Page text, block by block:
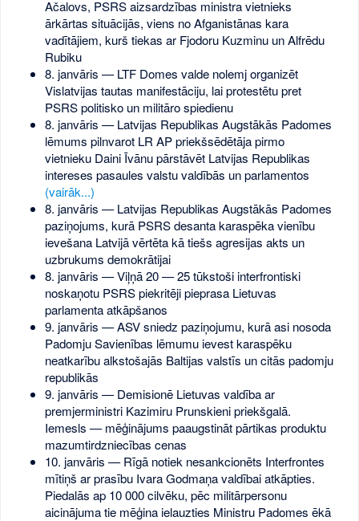
Ačalovs, PSRS aizsardzības ministra vietnieks
ārkārtas situācijās, viens no Afganistānas kara
vadītājiem, kurš tiekas ar Fjodoru Kuzminu un Alfrēdu
Rubiku
8. janvāris — LTF Domes valde nolemj organizēt
Vislatvijas tautas manifestāciju, lai protestētu pret
PSRS politisko un militāro spiedienu
8. janvāris — Latvijas Republikas Augstākās Padomes
lēmums pilnvarot LR AP priekšsēdētāja pirmo
vietnieku Daini Īvānu pārstāvēt Latvijas Republikas
intereses pasaules valstu valdībās un parlamentos
(vairāk...)
8. janvāris — Latvijas Republikas Augstākās Padomes
paziņojums, kurā PSRS desanta karaspēka vienību
ievešana Latvijā vērtēta kā tiešs agresijas akts un
uzbrukums demokrātijai
8. janvāris — Viļņā 20 — 25 tūkstoši interfrontiski
noskaņotu PSRS piekritēji pieprasa Lietuvas
parlamenta atkāpšanos
9. janvāris — ASV sniedz paziņojumu, kurā asi nosoda
Padomju Savienības lēmumu ievest karaspēku
neatkarību alkstošajās Baltijas valstīs un citās padomju
republikās
9. janvāris — Demisionē Lietuvas valdība ar
premjerministri Kazimiru Prunskieni priekšgalā.
Iemesls — mēģinājums paaugstināt pārtikas produktu
mazumtirdzniecības cenas
10. janvāris — Rīgā notiek nesankcionēts Interfrontes
mītiņš ar prasību Ivara Godmaņa valdībai atkāpties.
Piedalās ap 10 000 cilvēku, pēc militārpersonu
aicinājuma tie mēģina ielauzties Ministru Padomes ēkā